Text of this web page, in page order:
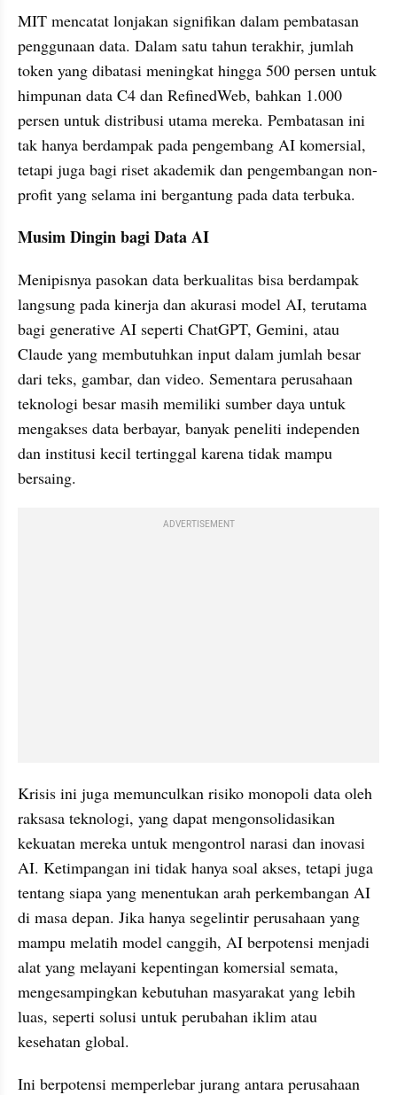
MIT mencatat lonjakan signifikan dalam pembatasan
penggunaan data. Dalam satu tahun terakhir, jumlah
token yang dibatasi meningkat hingga 500 persen untuk
himpunan data C4 dan RefinedWeb, bahkan 1.000
persen untuk distribusi utama mereka. Pembatasan ini
tak hanya berdampak pada pengembang AI komersial,
tetapi juga bagi riset akademik dan pengembangan non-
profit yang selama ini bergantung pada data terbuka.
Musim Dingin bagi Data AI
Menipisnya pasokan data berkualitas bisa berdampak
langsung pada kinerja dan akurasi model AI, terutama
bagi generative AI seperti ChatGPT, Gemini, atau
Claude yang membutuhkan input dalam jumlah besar
dari teks, gambar, dan video. Sementara perusahaan
teknologi besar masih memiliki sumber daya untuk
mengakses data berbayar, banyak peneliti independen
dan institusi kecil tertinggal karena tidak mampu
bersaing.
ADVERTISEMENT
Krisis ini juga memunculkan risiko monopoli data oleh
raksasa teknologi, yang dapat mengonsolidasikan
kekuatan mereka untuk mengontrol narasi dan inovasi
AI. Ketimpangan ini tidak hanya soal akses, tetapi juga
tentang siapa yang menentukan arah perkembangan AI
di masa depan. Jika hanya segelintir perusahaan yang
mampu melatih model canggih, AI berpotensi menjadi
alat yang melayani kepentingan komersial semata,
mengesampingkan kebutuhan masyarakat yang lebih
luas, seperti solusi untuk perubahan iklim atau
kesehatan global.
Ini berpotensi memperlebar jurang antara perusahaan